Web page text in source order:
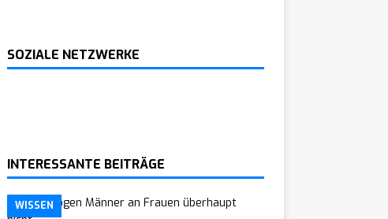
SOZIALE NETZWERKE
INTERESSANTE BEITRÄGE
WISSEN